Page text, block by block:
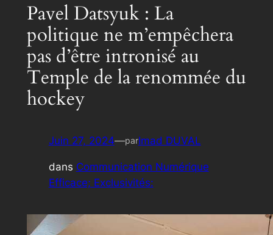
Pavel Datsyuk : La
politique ne m’empêchera
pas d’être intronisé au
Temple de la renommée du
hockey
Juin 27, 2024—parImad DUVAL
dans Communication Numérique
Efficace; Exclusivités: